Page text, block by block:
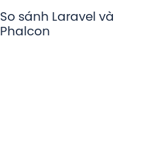
So sánh Laravel và
Phalcon